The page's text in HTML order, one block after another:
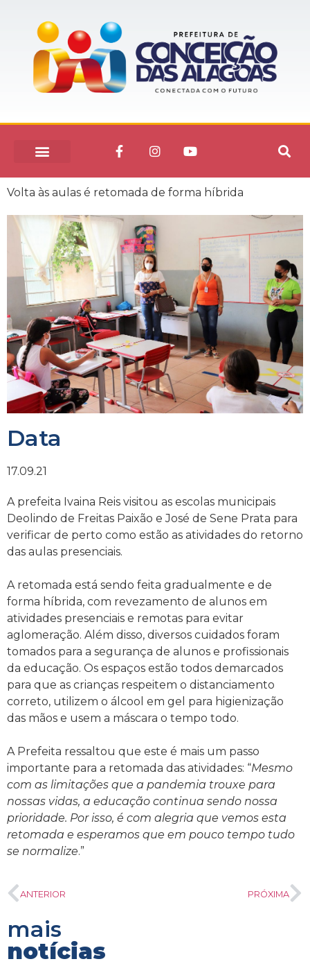
Volta às aulas é retomada de forma híbrida
Data
17.09.21
A prefeita Ivaina Reis visitou as escolas municipais
Deolindo de Freitas Paixão e José de Sene Prata para
verificar de perto como estão as atividades do retorno
das aulas presenciais.
A retomada está sendo feita gradualmente e de
forma híbrida, com revezamento de alunos em
atividades presenciais e remotas para evitar
aglomeração. Além disso, diversos cuidados foram
tomados para a segurança de alunos e profissionais
da educação. Os espaços estão todos demarcados
para que as crianças respeitem o distanciamento
correto, utilizem o álcool em gel para higienização
das mãos e usem a máscara o tempo todo.
A Prefeita ressaltou que este é mais um passo
importante para a retomada das atividades: “Mesmo
com as limitações que a pandemia trouxe para
nossas vidas, a educação continua sendo nossa
prioridade. Por isso, é com alegria que vemos esta
retomada e esperamos que em pouco tempo tudo
se normalize.”
ANTERIOR PRÓXIMA
mais
notícias